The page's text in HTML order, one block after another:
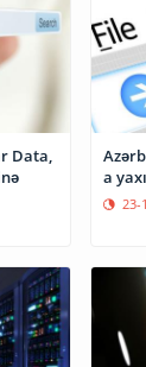
Data,
a
23-